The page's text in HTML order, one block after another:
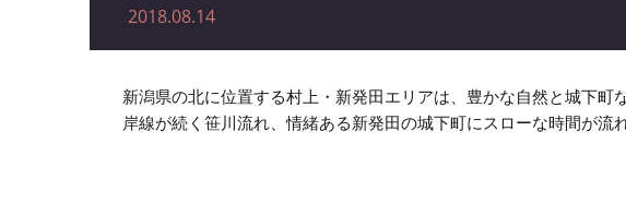
2018.08.14
新潟県の北に位置する村上・新発田エリアは、豊かな自然と城下
岸線が続く笹川流れ、情緒ある新発田の城下町にスローな時間が流